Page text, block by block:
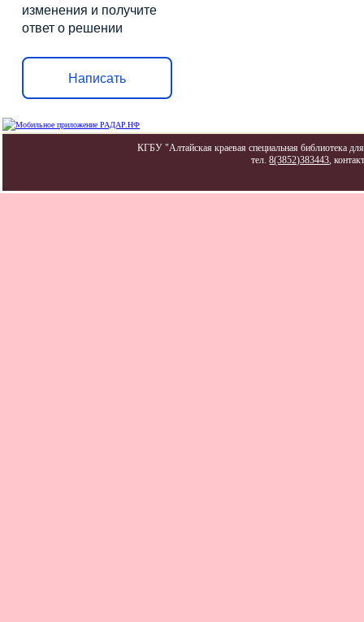
изменения и получите
ответ о решении
Написать
КГБУ "Алтайская краевая специальная библиотека
тел.8(3852)383443,